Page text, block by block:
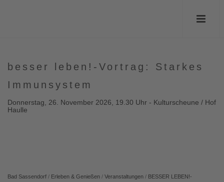
besser leben!-Vortrag: Starkes
Immunsystem
Donnerstag, 26. November 2026, 19.30 Uhr - Kulturscheune / Hof
Haulle
Bad Sassendorf / Erleben & Genießen / Veranstaltungen / BESSER LEBEN!-